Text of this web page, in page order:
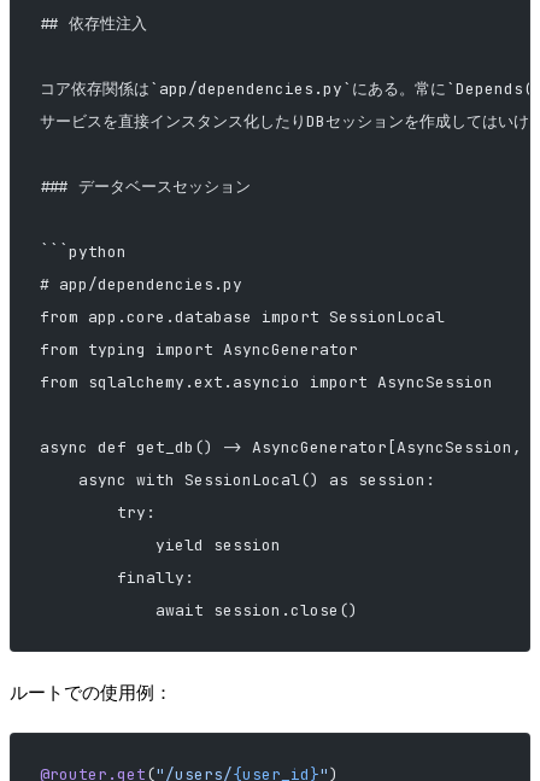
## 依存性注入
コア依存関係は`app/dependencies.py`にある。常に
サービスを直接インスタンス化したりDBセッションを作成してはいけ
### データベースセッション
```python
# app/dependencies.py
from app.core.database import SessionLocal
from typing import AsyncGenerator
from sqlalchemy.ext.asyncio import AsyncSession
async def get_db() -> AsyncGenerator[AsyncSession,
    async with SessionLocal() as session:
        try:
            yield session
        finally:
            await session.close()
ルートでの使用例：
@router.get("/users/{user_id}")